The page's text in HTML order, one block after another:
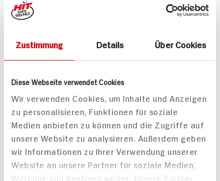
Zustimmung Details Über Cookies
Diese Webseite verwendet Cookies
Wir verwenden Cookies, um Inhalte und Anzeigen
zu personalisieren, Funktionen für soziale
Medien anbieten zu können und die Zugriffe auf
unsere Website zu analysieren. Außerdem geben
wir Informationen zu Ihrer Verwendung unserer
Website an unsere Partner für soziale Medien,
Werbung und Analysen weiter. Unsere Partner
Vegetarisch
Vegetarisch
Lachssteak mit
gebackenem
Ziegenkäse schnelle,
leckere Küche